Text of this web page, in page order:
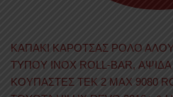
ΚΑΠΑΚΙ ΚΑΡΟΤΣΑΣ ΡΟΛΟ
ΤΥΠΟΥ INOX ROLL-BAR,
ΚΟΥΠΑΣΤΕΣ TEK 2 MAX 9080